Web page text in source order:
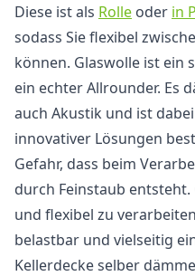
Diese ist als Rolle oder in
sodass Sie flexibel
können. Glaswolle ist ein
ein echter Allrounder. Es
auch Akustik und ist
innovativer Lösungen
Gefahr, dass beim
durch Feinstaub
und flexibel zu
belastbar und vielseitig
Kellerdecke selber